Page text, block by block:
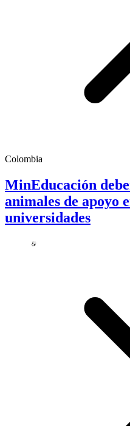
Colombia
MinEducación
animales de apoyo
universidades